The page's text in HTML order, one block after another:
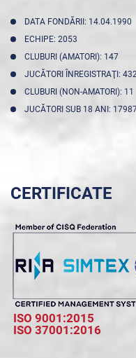
DATA FONDĂRII: 14.04.1990
ECHIPE: 2053
CLUBURI (AMATORI): 147
JUCĂTORI ÎNREGISTRAŢI:
CLUBURI (NON-AMATORI): 11
JUCĂTORI SUB 18 ANI:
CERTIFICATE
ISO 9001:2015
ISO 37001:2016